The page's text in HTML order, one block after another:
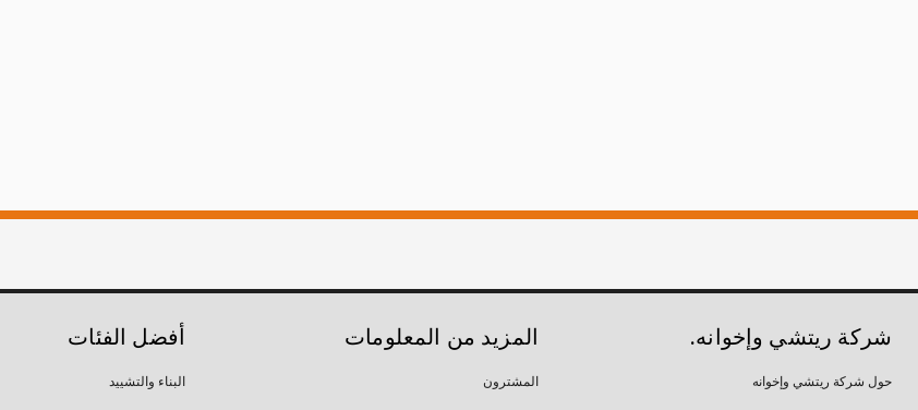
شركة ريتشي وإخوانه.
حول شركة ريتشي وإخوانه
المزيد من المعلومات
المشترون
أفضل الفئات
البناء والتشييد